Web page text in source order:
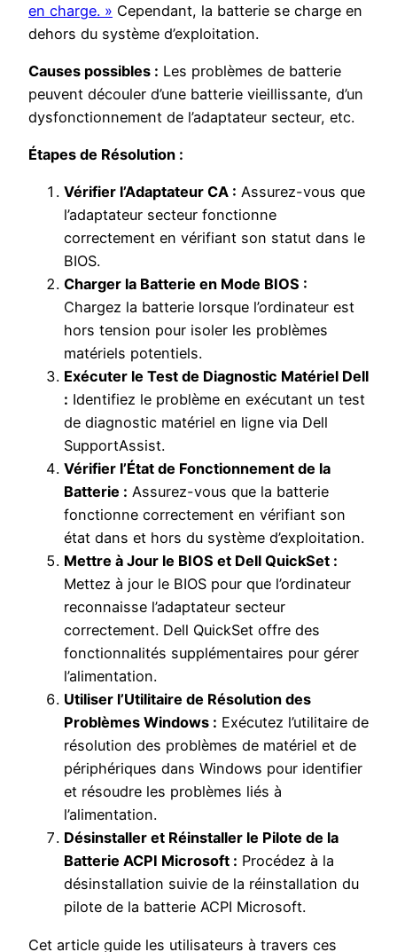
en charge. » Cependant, la batterie se charge en
dehors du système d’exploitation.
Causes possibles : Les problèmes de batterie
peuvent découler d’une batterie vieillissante, d’un
dysfonctionnement de l’adaptateur secteur, etc.
Étapes de Résolution :
Vérifier l’Adaptateur CA : Assurez-vous que
l’adaptateur secteur fonctionne
correctement en vérifiant son statut dans le
BIOS.
Charger la Batterie en Mode BIOS :
Chargez la batterie lorsque l’ordinateur est
hors tension pour isoler les problèmes
matériels potentiels.
Exécuter le Test de Diagnostic Matériel Dell
: Identifiez le problème en exécutant un test
de diagnostic matériel en ligne via Dell
SupportAssist.
Vérifier l’État de Fonctionnement de la
Batterie : Assurez-vous que la batterie
fonctionne correctement en vérifiant son
état dans et hors du système d’exploitation.
Mettre à Jour le BIOS et Dell QuickSet :
Mettez à jour le BIOS pour que l’ordinateur
reconnaisse l’adaptateur secteur
correctement. Dell QuickSet offre des
fonctionnalités supplémentaires pour gérer
l’alimentation.
Utiliser l’Utilitaire de Résolution des
Problèmes Windows : Exécutez l’utilitaire de
résolution des problèmes de matériel et de
périphériques dans Windows pour identifier
et résoudre les problèmes liés à
l’alimentation.
Désinstaller et Réinstaller le Pilote de la
Batterie ACPI Microsoft : Procédez à la
désinstallation suivie de la réinstallation du
pilote de la batterie ACPI Microsoft.
Cet article guide les utilisateurs à travers ces